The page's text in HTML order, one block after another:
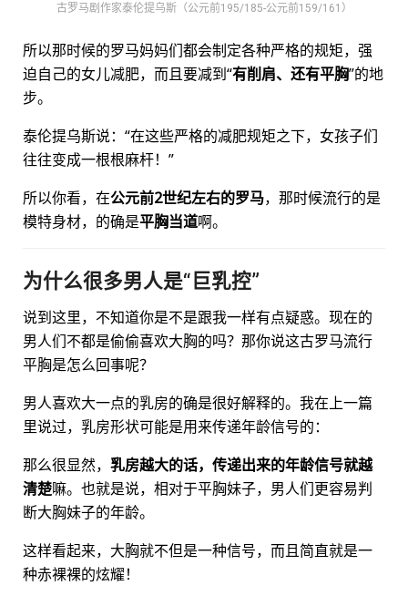
古罗马剧作家泰伦提乌斯（公元前195/185-公元前159/161）
所以那时候的罗马妈妈们都会制定各种严格的规矩，强
迫自己的女儿减肥，而且要减到“有削肩、还有平胸”的地
步。
泰伦提乌斯说：“在这些严格的减肥规矩之下，女孩子们
往往变成一根根麻杆！”
所以你看，在公元前2世纪左右的罗马，那时候流行的是
模特身材，的确是平胸当道啊。
为什么很多男人是“巨乳控”
说到这里，不知道你是不是跟我一样有点疑惑。现在的
男人们不都是偷偷喜欢大胸的吗？那你说这古罗马流行
平胸是怎么回事呢？
男人喜欢大一点的乳房的确是很好解释的。我在上一篇
里说过，乳房形状可能是用来传递年龄信号的：
那么很显然， 乳房越大的话，传递出来的年龄信号就越
清楚嘛。也就是说，相对于平胸妹子，男人们更容易判
断大胸妹子的年龄。
这样看起来，大胸就不但是一种信号，而且简直就是一
种赤裸裸的炫耀！